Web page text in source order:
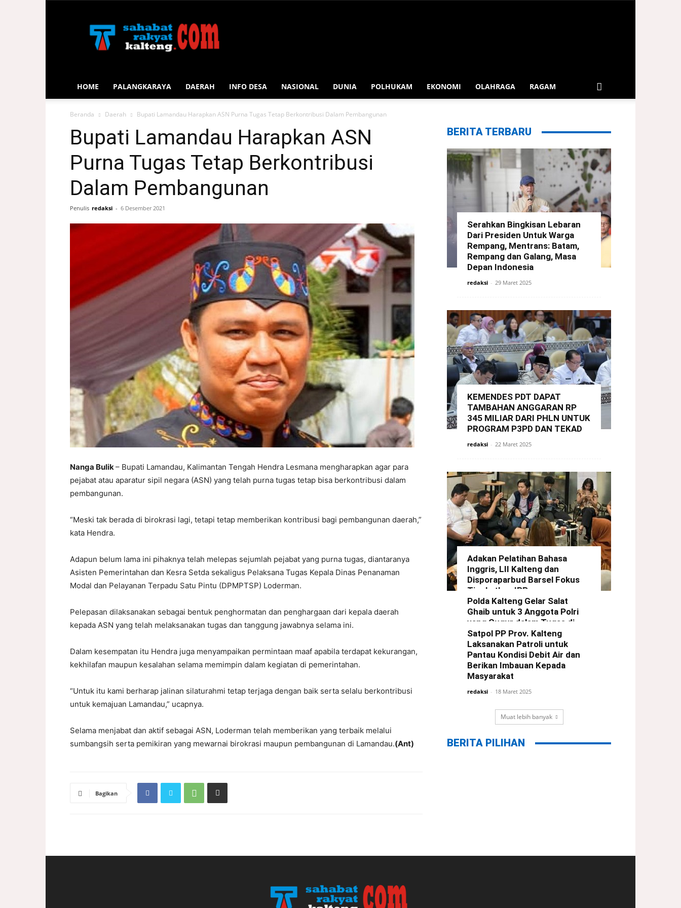
Rakyat
Kalteng
HOME PALANGKARAYA DAERAH INFO DESA NASIONAL DUNIA POLHUKAM EKONOMI OLAHRAGA RAGAM
Beranda Daerah Bupati Lamandau Harapkan ASN Purna Tugas Tetap Berkontribusi Dalam Pembangunan
Bupati Lamandau Harapkan ASN
Purna Tugas Tetap Berkontribusi
Dalam Pembangunan
Penulis redaksi - 6 Desember 2021
Nanga Bulik– Bupati Lamandau, Kalimantan Tengah Hendra Lesmana mengharapkan agar para
pejabat atau aparatur sipil negara (ASN) yang telah purna tugas tetap bisa berkontribusi dalam
pembangunan.
“Meski tak berada di birokrasi lagi, tetapi tetap memberikan kontribusi bagi pembangunan daerah,”
kata Hendra.
Adapun belum lama ini pihaknya telah melepas sejumlah pejabat yang purna tugas, diantaranya
Asisten Pemerintahan dan Kesra Setda sekaligus Pelaksana Tugas Kepala Dinas Penanaman
Modal dan Pelayanan Terpadu Satu Pintu (DPMPTSP) Loderman.
Pelepasan dilaksanakan sebagai bentuk penghormatan dan penghargaan dari kepala daerah
kepada ASN yang telah melaksanakan tugas dan tanggung jawabnya selama ini.
Dalam kesempatan itu Hendra juga menyampaikan permintaan maaf apabila terdapat kekurangan,
kekhilafan maupun kesalahan selama memimpin dalam kegiatan di pemerintahan.
“Untuk itu kami berharap jalinan silaturahmi tetap terjaga dengan baik serta selalu berkontribusi
untuk kemajuan Lamandau,” ucapnya.
Selama menjabat dan aktif sebagai ASN, Loderman telah memberikan yang terbaik melalui
sumbangsih serta pemikiran yang mewarnai birokrasi maupun pembangunan di Lamandau.(Ant)
Bagikan
BERITA TERBARU
Serahkan Bingkisan Lebaran
Dari Presiden Untuk Warga
Rempang, Mentrans: Batam,
Rempang dan Galang, Masa
Depan Indonesia
redaksi - 29 Maret 2025
KEMENDES PDT DAPAT
TAMBAHAN ANGGARAN RP
345 MILIAR DARI PHLN UNTUK
PROGRAM P3PD DAN TEKAD
redaksi - 22 Maret 2025
Adakan Pelatihan Bahasa
Inggris, LII Kalteng dan
Disporaparbud Barsel Fokus
Tingkatkan IPP
redaksi - 21 Maret 2025
Polda Kalteng Gelar Salat
Ghaib untuk 3 Anggota Polri
yang Gugur dalam Tugas di
Way Kanan Lampung
redaksi - 19 Maret 2025
Satpol PP Prov. Kalteng
Laksanakan Patroli untuk
Pantau Kondisi Debit Air dan
Berikan Imbauan Kepada
Masyarakat
redaksi - 18 Maret 2025
Muat lebih banyak
BERITA PILIHAN